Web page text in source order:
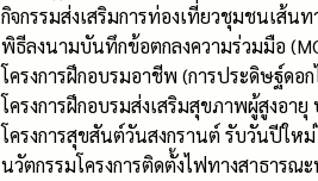
กิจกรรมส่งเสริมการท่องเที่ยวชุมชนเส้
พิธีลงนามบันทึกข้อตกลงความร่วมมือ
โครงการฝึกอบรมอาชีพ (การประดิษฐ์ดอ
โครงการฝึกอบรมส่งเสริมสุขภาพผู้สูงอา
โครงการสุขสันต์วันสงกรานต์ รับวันปีให
นวัตกรรมโครงการติดตั้งไฟทางสาธารณ